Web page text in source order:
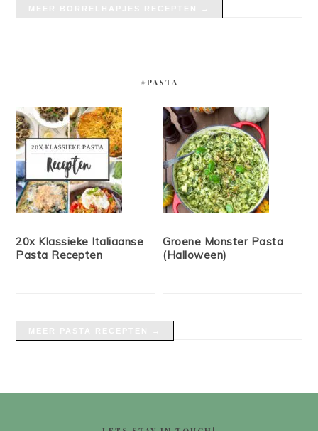
#PASTA
20x Klassieke Italiaanse
Pasta Recepten
Groene Monster Pasta
(Halloween)